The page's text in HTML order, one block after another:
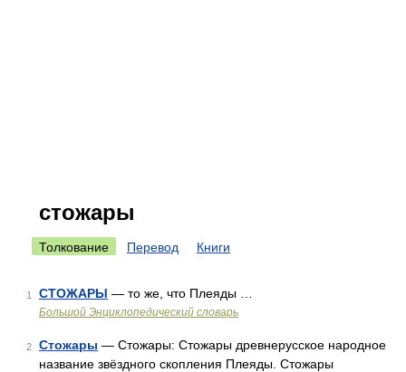
стожары
Толкование Перевод Книги
1 СТОЖАРЫ — то же, что Плеяды …
Большой Энциклопедический словарь
2 Стожары — Стожары: Стожары древнерусское народное
название звёздного скопления Плеяды. Стожары